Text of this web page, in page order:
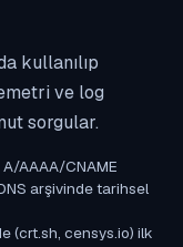
kullanılıp
ve log
sorgular.
AAAA/CNAME
arşivinde tarihsel
(crt.sh, censys.io) ilk